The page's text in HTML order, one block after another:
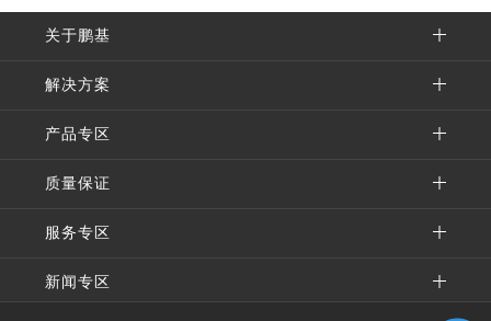
关于鹏基
解决方案
产品专区
质量保证
服务专区
新闻专区